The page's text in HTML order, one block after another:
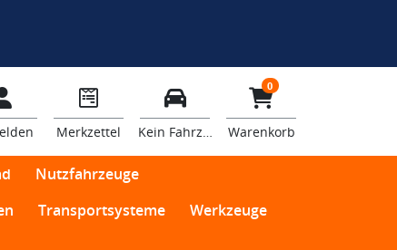
Merkzettel Kein Fahrzeug
0
Warenkorb
Nutzfahrzeuge
Transportsysteme
Werkzeuge